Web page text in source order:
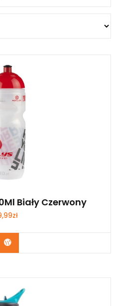
Biały Czerwony
zł
Kup Teraz